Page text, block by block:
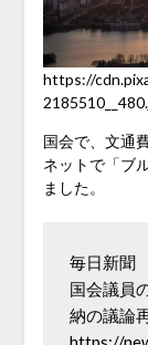
https://
国会で、文通
ネットで「ブ
ました。
毎日新聞
国会議員
納の議論